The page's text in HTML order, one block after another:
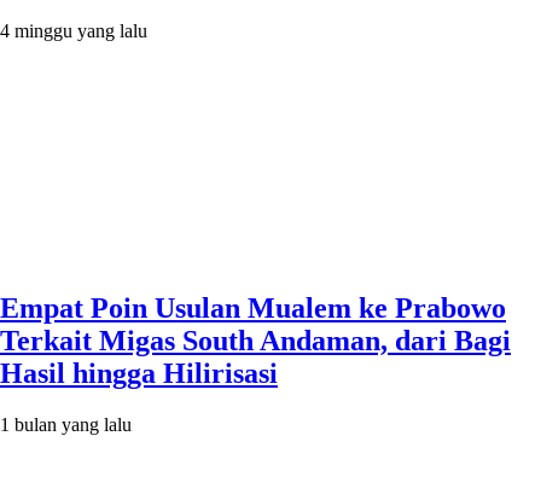
4 minggu yang lalu
Empat Poin Usulan Mualem ke Prabowo
Terkait Migas South Andaman, dari Bagi
Hasil hingga Hilirisasi
1 bulan yang lalu